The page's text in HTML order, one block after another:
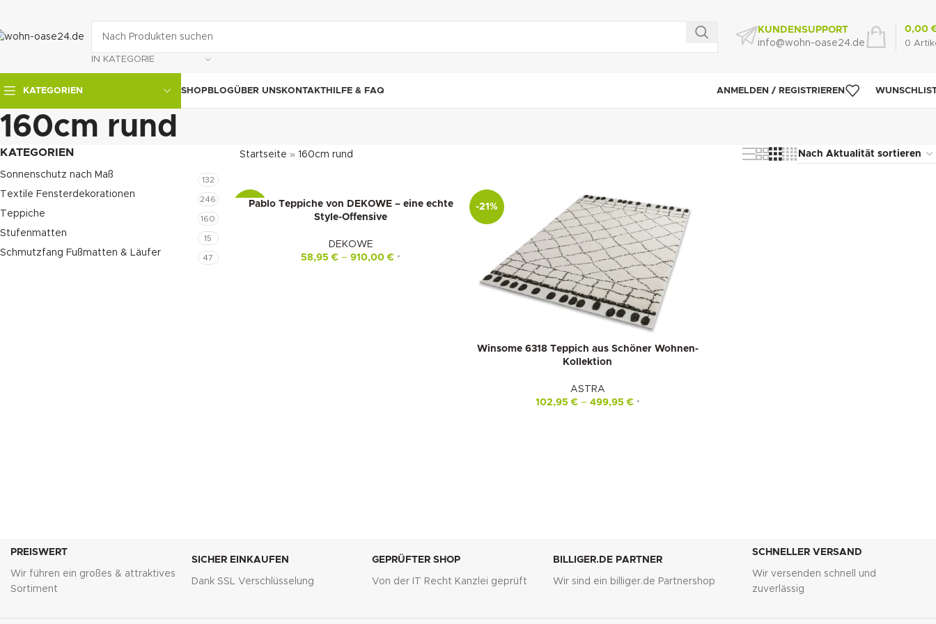
IN KATEGORIE
KUNDENSUPPORT
info@wohn-oase24.de
0
0,00
KATEGORIEN SHOPBLOGÜBER UNSKONTAKTHILFE & FAQ ANMELDEN / REGISTRIEREN
160cm rund
KATEGORIEN
Sonnenschutz nach Maß 132
Textile Fensterdekorationen 246
Teppiche 160
Stufenmatten 15
Schmutzfang Fußmatten & Läufer 47
Startseite » 160cm rund
-18%Pablo Teppiche von DEKOWE – eine echte
Style-Offensive
DEKOWE
58,95€ –910,00€ *
-21%
Winsome 6318 Teppich aus Schöner Wohnen-
Kollektion
ASTRA
102,95€– 499,95€ *
PREISWERT
Wir führen ein großes & attraktives
Sortiment
SICHER EINKAUFEN
Dank SSL Verschlüsselung
GEPRÜFTER SHOP
Von der IT Recht Kanzlei geprüft
BILLIGER.DE PARTNER
Wir sind ein billiger.de Partnershop
SCHNELLER VERSAND
Wir versenden schnell und
zuverlässig